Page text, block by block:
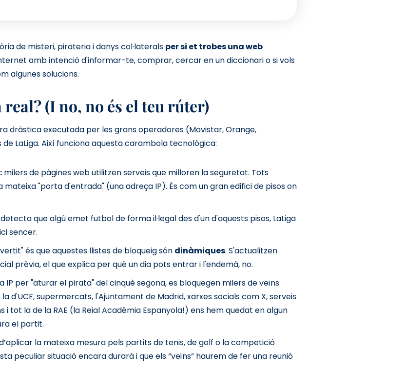
de misteri, pirateria i danys col·laterals per si et trobes una web
amb intenció d'informar-te, comprar, cercar en un diccionari o si vols
algunes solucions.
(I no, no és el teu rúter)
dràstica executada per les grans operadores (Movistar, Orange,
LaLiga. Així funciona aquesta carambola tecnològica:
milers de pàgines web utilitzen serveis que milloren la seguretat. Tots
"porta d'entrada" (una adreça IP). És com un gran edifici de pisos on
que algú emet futbol de forma il·legal des d'un d'aquests pisos, LaLiga
sencer.
és que aquestes llistes de bloqueig són dinàmiques. S'actualitzen
prèvia, el que explica per què un dia pots entrar i l'endemà, no.
IP per "aturar el pirata" del cinquè segona, es bloquegen milers de veïns
d'UCF, supermercats, l'Ajuntament de Madrid, xarxes socials com X, serveis
i tot la de la RAE (la Reial Acadèmia Espanyola!) ens hem quedat en algun
el partit.
la mateixa mesura pels partits de tenis, de golf o la competició
peculiar situació encara durarà i que els “veïns” haurem de fer una reunió